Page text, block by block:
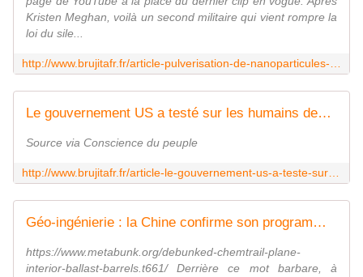
Kristen Meghan, voilà un second militaire qui vient rompre la
loi du sile...
Le gouvernement US a testé sur les humains des produits chimiques par épandage aérien pendant la Guerre Froide: combien encore aujourd'hui avec les chemtrails? - MOINS de BIENS PLUS de LIENS
Source via Conscience du peuple
Géo-ingénierie : la Chine confirme son programme officiel de presque 9 milliards - MOINS de BIENS PLUS de LIENS
https://www.metabunk.org/debunked-chemtrail-plane-
interior-ballast-barrels.t661/ Derrière ce mot barbare, à